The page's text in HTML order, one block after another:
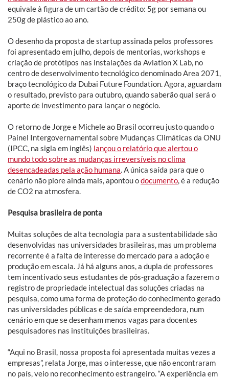
equivale à figura de um cartão de crédito: 5g por semana ou
250g de plástico ao ano.
O desenho da proposta de startup assinada pelos professores
foi apresentado em julho, depois de mentorias, workshops e
criação de protótipos nas instalações da Aviation X Lab, no
centro de desenvolvimento tecnológico denominado Area 2071,
braço tecnológico da Dubai Future Foundation. Agora, aguardam
o resultado, previsto para outubro, quando saberão qual será o
aporte de investimento para lançar o negócio.
O retorno de Jorge e Michele ao Brasil ocorreu justo quando o
Painel Intergovernamental sobre Mudanças Climáticas da ONU
(IPCC, na sigla em inglês) lançou o relatório que alertou o
mundo todo sobre as mudanças irreversíveis no clima
desencadeadas pela ação humana. A única saída para que o
cenário não piore ainda mais, apontou odocumento, é a redução
de CO2 na atmosfera.
Pesquisa brasileira de ponta
Muitas soluções de alta tecnologia para a sustentabilidade são
desenvolvidas nas universidades brasileiras, mas um problema
recorrente é a falta de interesse do mercado para a adoção e
produção em escala. Já há alguns anos, a dupla de professores
tem incentivado seus estudantes de pós-graduação a fazerem o
registro de propriedade intelectual das soluções criadas na
pesquisa, como uma forma de proteção do conhecimento gerado
nas universidades públicas e de saída empreendedora, num
cenário em que se desenham menos vagas para docentes
pesquisadores nas instituições brasileiras.
“Aqui no Brasil, nossa proposta foi apresentada muitas vezes a
empresas”, relata Jorge, mas o interesse, que não encontraram
no país, veio no reconhecimento estrangeiro. “A experiência em